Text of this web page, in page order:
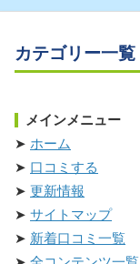
カテゴリー一覧
メインメニュー
ホーム
口コミする
更新情報
サイトマップ
新着口コミ一覧